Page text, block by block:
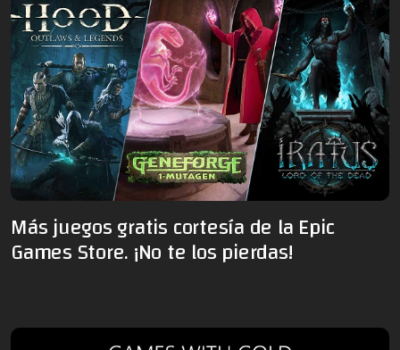
Más juegos gratis cortesía de la Epic
Games Store. ¡No te los pierdas!